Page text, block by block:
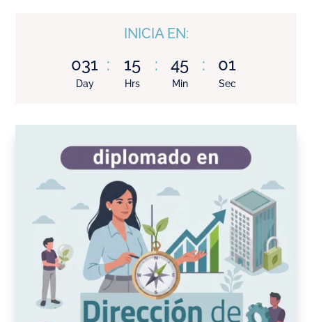
INICIA EN:
031
Day
: 15
Hrs
: 44
Min
: 59
Sec